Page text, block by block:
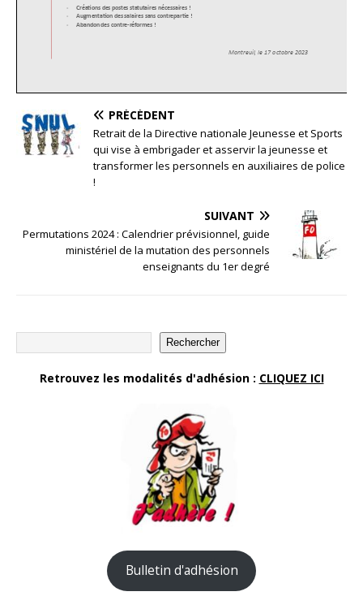
PRÉCÉDENT
Retrait de la Directive nationale Jeunesse et Sports
qui vise à embrigader et asservir la jeunesse et
transformer les personnels en auxiliaires de police
!
SUIVANT
Permutations 2024 : Calendrier prévisionnel, guide
ministériel de la mutation des personnels
enseignants du 1er degré
Rechercher
Retrouvez les modalités d'adhésion : CLIQUEZ ICI
Bulletin d'adhésion